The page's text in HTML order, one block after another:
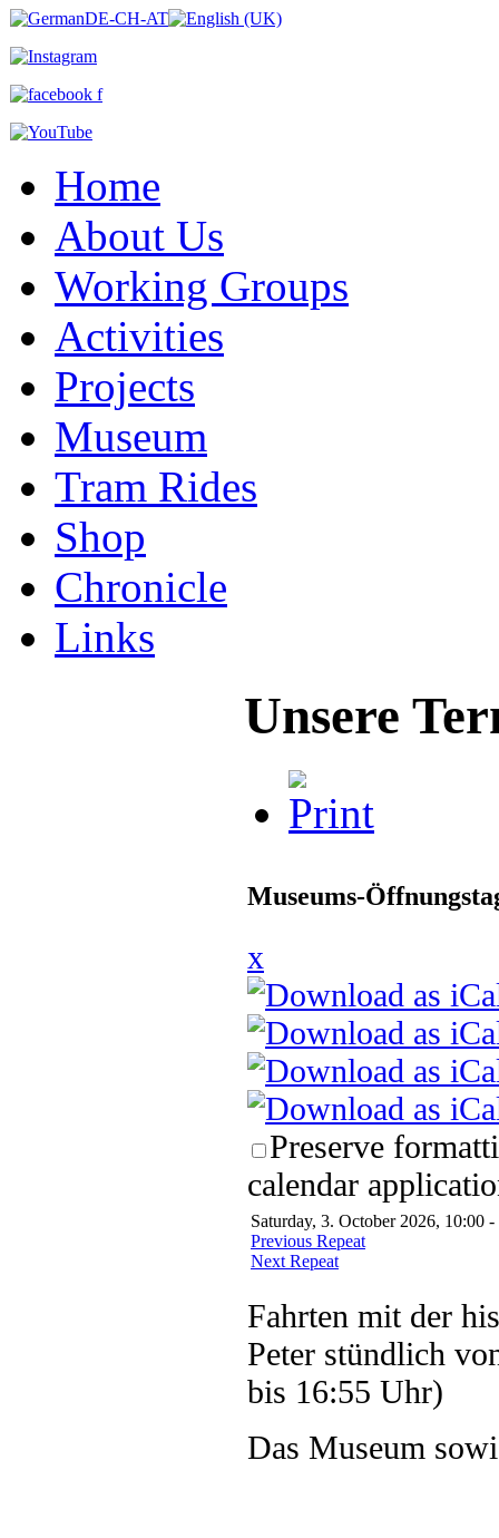
Home
About Us
Working Groups
Activities
Projects
Museum
Tram Rides
Shop
Chronicle
Links
Unsere
Museums-
x
Preserve
calendar
Saturday, 3. October 2026, 10:00 -
Previous Repeat
Next Repeat
Fahrten mit der
Peter stündlich
bis 16:55 Uhr)
Das Museum